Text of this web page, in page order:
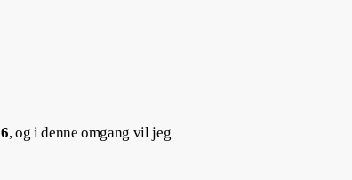
, og i denne omgang vil jeg